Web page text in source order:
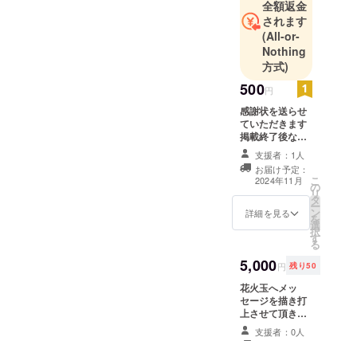
全額返金
されます
(All-or-
Nothing
方式)
500円
感謝状を送らせ
ていただきます
掲載終了後なの
で11月中旬頃す
ぎに送付させて
頂きます
支援者：1人
お届け予定：
2024年11月
詳細を見る
こ
の
リ
タ
ー
ン
を
選
択
す
る
5,000円 残り50
花火玉へメッ
セージを描き打
上させて頂きま
す これから頑張
支援者：0人